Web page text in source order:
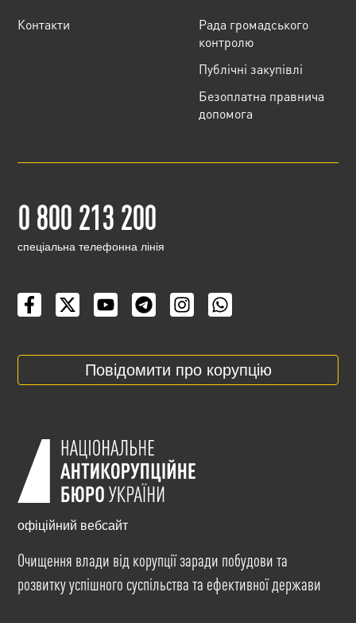
Контакти
Рада громадського
контролю
Публічні закупівлі
Безоплатна правнича
допомога
0 800 213 200
cпеціальна телефонна лінія
Повідомити про корупцію
офіційний вебсайт
Очищення влади від корупції заради побудови та
розвитку успішного суспільства та ефективної держави